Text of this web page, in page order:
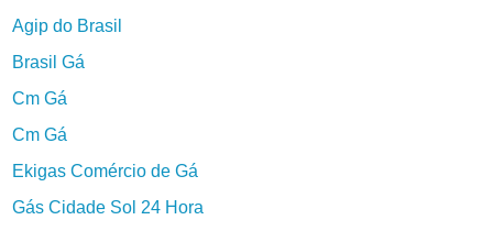
Agip do Brasil
Brasil Gá
Cm Gá
Cm Gá
Ekigas Comércio de Gá
Gás Cidade Sol 24 Hora